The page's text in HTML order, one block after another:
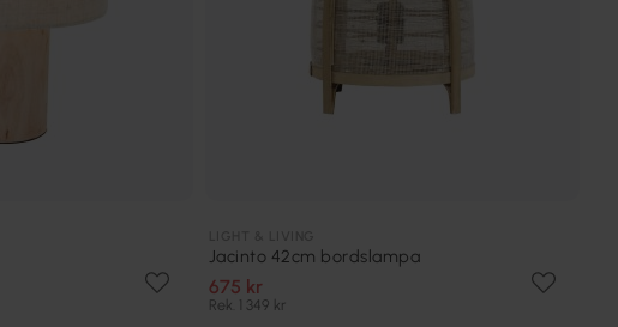
Jacinto 42cm bordslampa
675 kr
Rek. 1 349 kr